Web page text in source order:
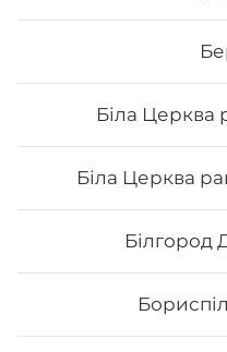
Біла Церква
Біла Церква
Білгород
Новинки